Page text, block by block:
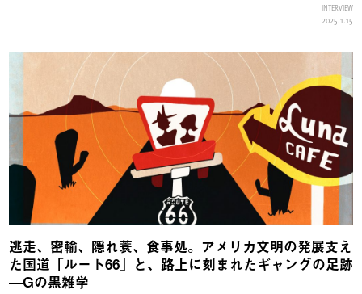
INTERVIEW
2025.1.15
逃走、密輸、隠れ蓑、食事処。アメリカ文明の発展支え
た国道「ルート66」と、路上に刻まれたギャングの足跡
—Gの黒雑学